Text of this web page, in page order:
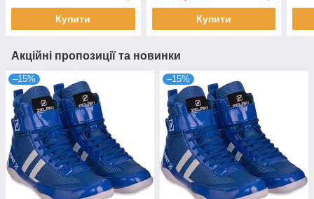
Купити Купити
Акційні пропозиції та новинки
–15% –15%